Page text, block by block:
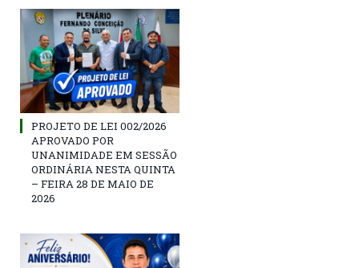
PROJETO DE LEI 002/2026
APROVADO POR
UNANIMIDADE EM SESSÃO
ORDINÁRIA NESTA QUINTA
– FEIRA 28 DE MAIO DE
2026